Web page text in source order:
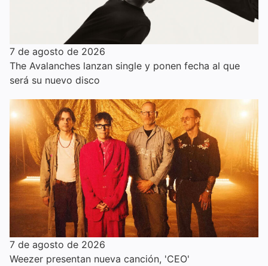
7 de agosto de 2026
The Avalanches lanzan single y ponen fecha al que
será su nuevo disco
7 de agosto de 2026
Weezer presentan nueva canción, 'CEO'